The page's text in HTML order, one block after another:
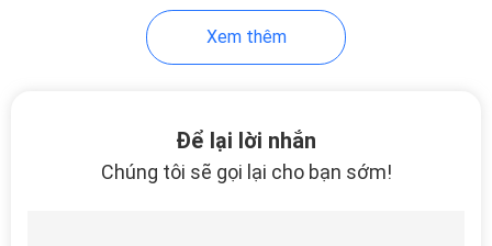
Xem thêm
Để lại lời nhắn
Chúng tôi sẽ gọi lại cho bạn sớm!